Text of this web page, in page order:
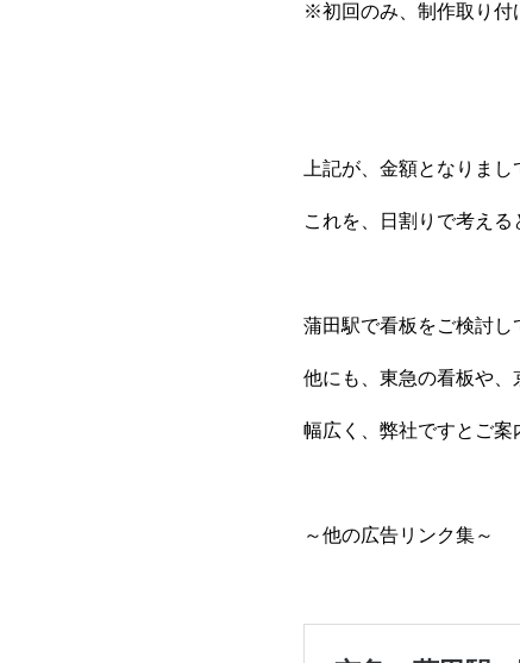
※初回のみ、制作取り付
上記が、金額となりま
これを、日割りで考える
蒲田駅で看板をご検討し
他にも、東急の看板や、
幅広く、弊社ですとご案
～他の広告リンク集～